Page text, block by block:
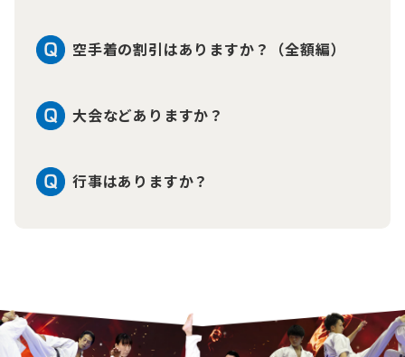
空手着の割引はありますか？（全額編）
大会などありますか？
行事はありますか？